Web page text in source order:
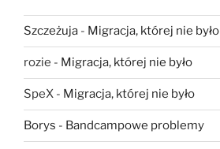
Szczeżuja - Migracja, której nie było
rozie - Migracja, której nie było
SpeX - Migracja, której nie było
Borys - Bandcampowe problemy